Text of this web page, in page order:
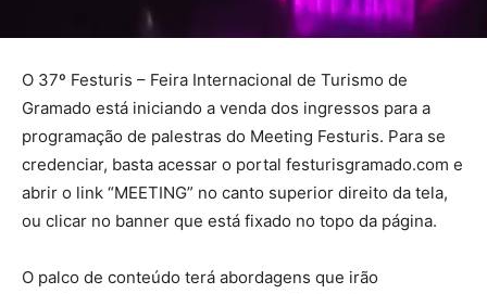
O 37º Festuris – Feira Internacional de Turismo de
Gramado está iniciando a venda dos ingressos para a
programação de palestras do Meeting Festuris. Para se
credenciar, basta acessar o portal festurisgramado.com e
abrir o link “MEETING” no canto superior direito da tela,
ou clicar no banner que está fixado no topo da página.
O palco de conteúdo terá abordagens que irão